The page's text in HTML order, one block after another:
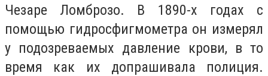
Чезаре Ломброзо. В 1890-х годах с
помощью гидросфигмометра он измерял
у подозреваемых давление крови, в то
время как их допрашивала полиция.